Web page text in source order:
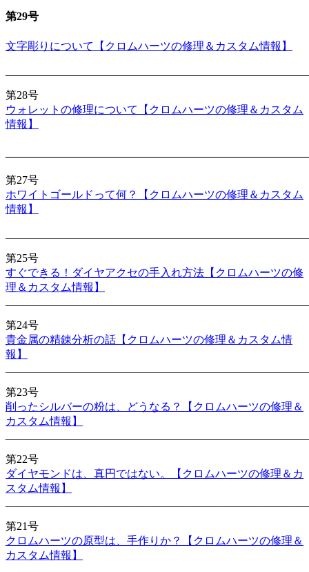
第29号
文字彫りについて【クロムハーツの修理＆カスタム情報】
第28号
ウォレットの修理について【クロムハーツの修理＆カスタム
情報】
第27号
ホワイトゴールドって何？【クロムハーツの修理＆カスタム
情報】
第25号
すぐできる！ダイヤアクセの手入れ方法【クロムハーツの修
理＆カスタム情報】
第24号
貴金属の精錬分析の話【クロムハーツの修理＆カスタム情
報】
第23号
削ったシルバーの粉は、どうなる？【クロムハーツの修理＆
カスタム情報】
第22号
ダイヤモンドは、真円ではない。【クロムハーツの修理＆カ
スタム情報】
第21号
クロムハーツの原型は、手作りか？【クロムハーツの修理＆
カスタム情報】